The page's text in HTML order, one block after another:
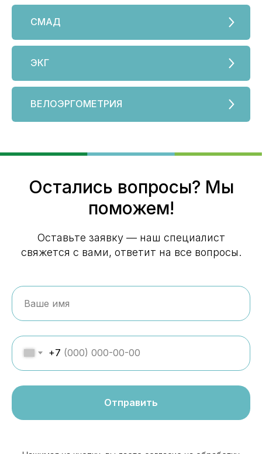
СМАД
ЭКГ
ВЕЛОЭРГОМЕТРИЯ
Остались вопросы? Мы
поможем!
Оставьте заявку — наш специалист
свяжется с вами, ответит на все вопросы.
+7
Отправить